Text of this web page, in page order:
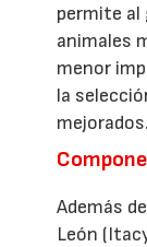
permite al
animales
menor
la
mejorados.
Además
León